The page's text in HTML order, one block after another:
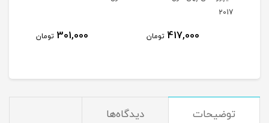
2017
417,000 تومان 301,000 تومان
توضیحات دیدگاه‌ها